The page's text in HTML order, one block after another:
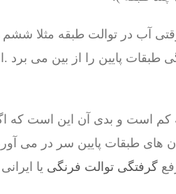
آب در توالت طبقه مثلا ششم
پایین را از بین می برد
کم است و بدی آن این است که
های طبقات پایین سر در می
گرفتگی توالت فرنگی یا